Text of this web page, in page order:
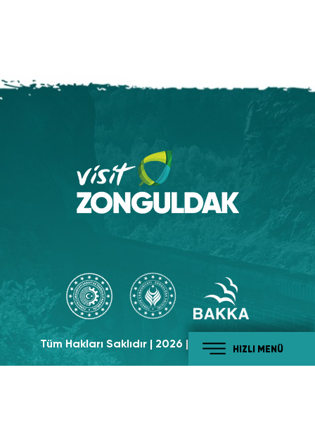
HIZLI MENÜ
Tüm Hakları Saklıdır | 2026 | Visit Zonguldak